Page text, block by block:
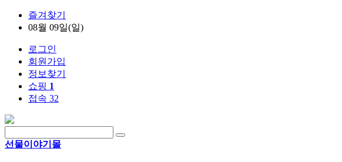
즐겨찾기
08월 09일(일)
로그인
회원가입
정보찾기
쇼핑 1
접속 32
선물이야기몰